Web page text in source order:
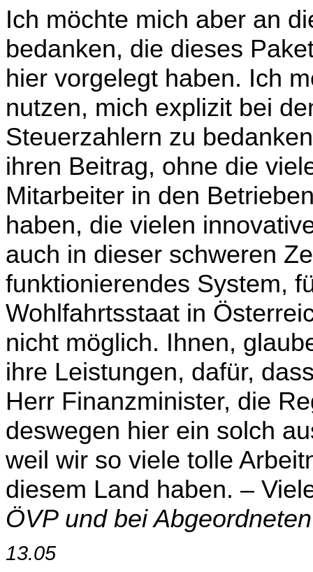
Ich möchte mich aber an
bedanken, die dieses
hier vorgelegt haben. Ich
nutzen, mich explizit bei
Steuerzahlern zu
ihren Beitrag, ohne die
Mitar­beiter in den
haben, die vielen
auch in dieser schweren
funktionierendes System,
Wohlfahrtsstaat in
nicht möglich. Ihnen,
ihre Leistungen, dafür,
Herr Finanzminister, die
deswegen hier ein solch
weil wir so viele tolle
diesem Land haben. –
ÖVP und bei
13.05